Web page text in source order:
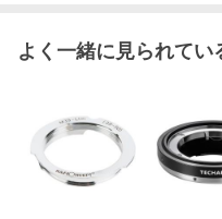
よく一緒に見られてい